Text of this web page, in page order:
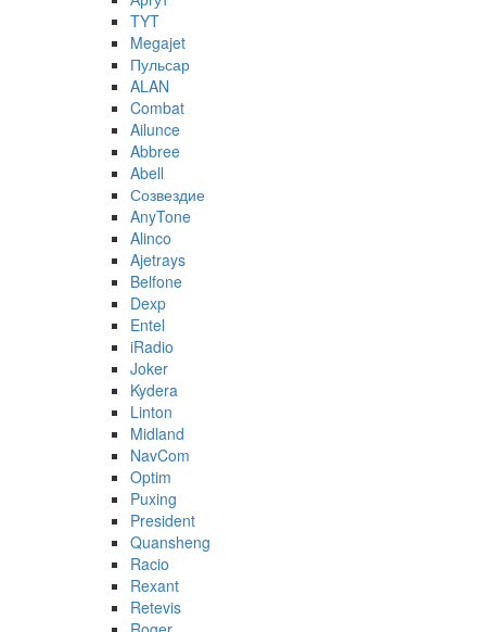
TYT
Megajet
Пульсар
ALAN
Combat
Ailunce
Abbree
Abell
Созвездие
AnyTone
Alinco
Ajetrays
Belfone
Dexp
Entel
iRadio
Joker
Kydera
Linton
Midland
NavCom
Optim
Puxing
President
Quansheng
Racio
Rexant
Retevis